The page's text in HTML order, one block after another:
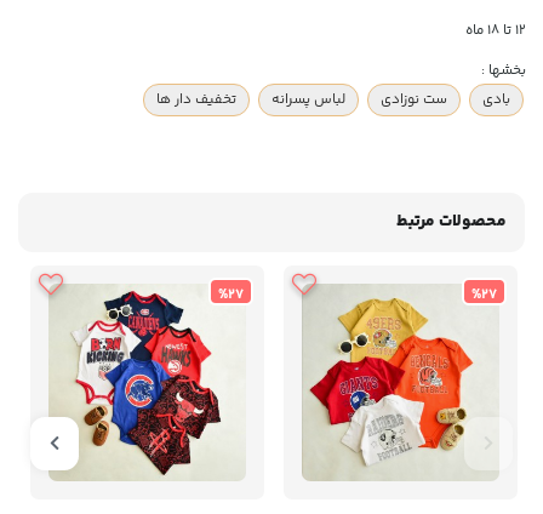
12 تا 18 ماه
بخشها :
بادی
ست نوزادی لباس پسرانه تخفیف دار ها
محصولات مرتبط
%27
%27